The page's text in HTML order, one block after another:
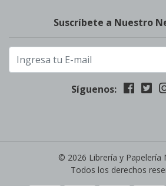
Suscríbete a Nuestro
Síguenos:
© 2026 Librería y Papelería
Todos los derechos